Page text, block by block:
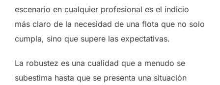
escenario en cualquier profesional es el indicio
más claro de la necesidad de una flota que no solo
cumpla, sino que supere las expectativas.
La robustez es una cualidad que a menudo se
subestima hasta que se presenta una situación